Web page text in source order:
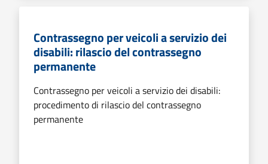
Contrassegno per veicoli a servizio dei
disabili: rilascio del contrassegno
permanente
Contrassegno per veicoli a servizio dei disabili:
procedimento di rilascio del contrassegno
permanente